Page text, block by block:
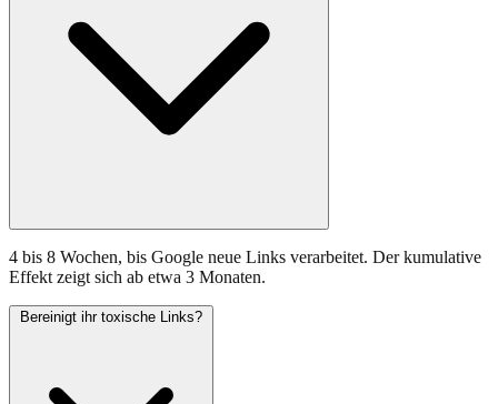
4 bis 8 Wochen, bis Google neue Links verarbeitet. Der kumulative
Effekt zeigt sich ab etwa 3 Monaten.
Bereinigt ihr toxische Links?